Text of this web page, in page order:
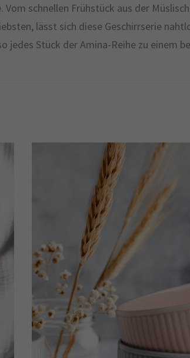
schnellen Frühstück aus der
lässt sich diese Geschirrserie
Stück der Amina-Reihe zu einem